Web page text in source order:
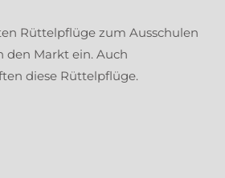
Rüttelpflüge zum Ausschulen
den Markt ein. Auch
diese Rüttelpflüge.